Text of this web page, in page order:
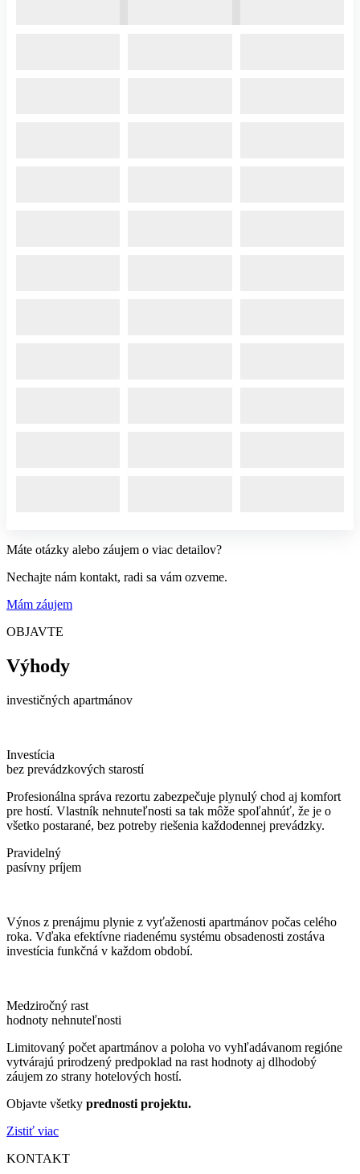
Máte otázky alebo záujem o viac detailov?
Nechajte nám kontakt, radi sa vám ozveme.
Mám záujem
OBJAVTE
Výhody
investičných apartmánov
Investícia
bez prevádzkových starostí
Profesionálna správa rezortu zabezpečuje plynulý chod aj komfort
pre hostí. Vlastník nehnuteľnosti sa tak môže spoľahnúť, že je o
všetko postarané, bez potreby riešenia každodennej prevádzky.
Pravidelný
pasívny príjem
Výnos z prenájmu plynie z vyťaženosti apartmánov počas celého
roka. Vďaka efektívne riadenému systému obsadenosti zostáva
investícia funkčná v každom období.
Medziročný rast
hodnoty nehnuteľnosti
Limitovaný počet apartmánov a poloha vo vyhľadávanom regióne
vytvárajú prirodzený predpoklad na rast hodnoty aj dlhodobý
záujem zo strany hotelových hostí.
Objavte všetky prednosti projektu.
Zistiť viac
KONTAKT